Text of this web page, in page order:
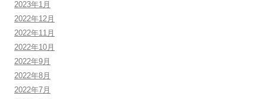
2023年1月
2022年12月
2022年11月
2022年10月
2022年9月
2022年8月
2022年7月